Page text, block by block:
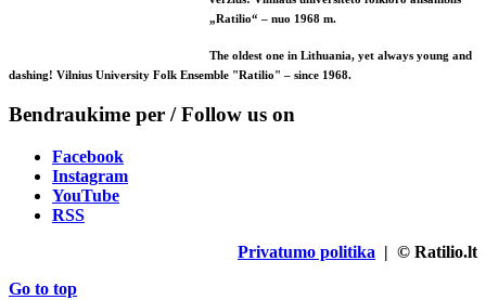
„Ratilio“ – nuo 1968 m.
The oldest one in Lithuania, yet always young and
dashing! Vilnius University Folk Ensemble "Ratilio" – since 1968.
Bendraukime per / Follow us on
Facebook
Instagram
YouTube
RSS
Privatumo politika | © Ratilio.lt
Go to top